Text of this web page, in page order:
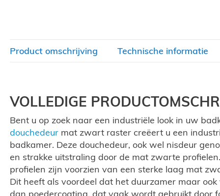
afbeeldingen-
gallerij
Product omschrijving Technische informatie
VOLLEDIGE
Bent u op zoek naar een industriële look in uw
douchedeur mat zwart raster creëert u een
badkamer. Deze douchedeur, ook wel nisdeur
en strakke uitstraling door de mat zwarte
profielen zijn voorzien van een sterke laag mat
Dit heeft als voordeel dat het duurzamer maar
dan poedercoating, dat vaak wordt gebruikt door